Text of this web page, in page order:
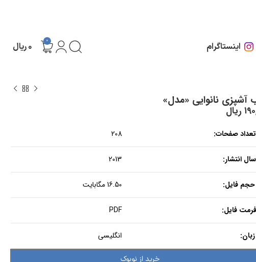
اینستاگرام 0 ۰ریال
آشپزی نانوایی «مدل»
ریال
تعداد صفحات: 208
سال انتشار: 2013
حجم فایل: 16.50 مگابایت
فرمت فایل: PDF
زبان: انگلیسی
خرید از نوبوک